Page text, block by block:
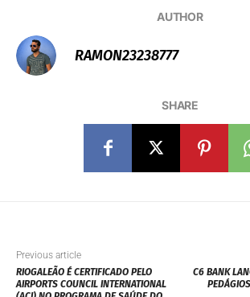
AUTHOR
RAMON23238777
SHARE
Previous article
RIOGALEÃO É CERTIFICADO PELO
AIRPORTS COUNCIL INTERNATIONAL
C6 BANK